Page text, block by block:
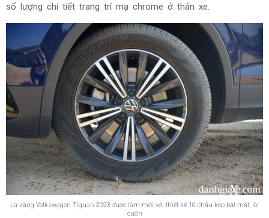
số lượng chi tiết trang trí mạ chrome ở thân xe.
La-zăng Volkswagen Tiguan 2023 được làm mới với thiết kế 10 chấu kép bắt mắt, lôi
cuốn